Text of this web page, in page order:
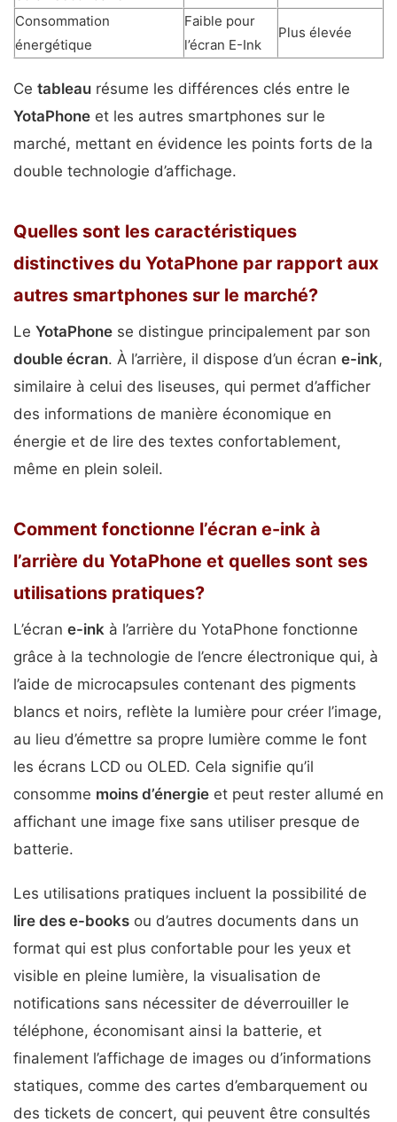
Consommation
énergétique
Faible pour
l’écran E-Ink
Plus élevée
Ce tableau résume les différences clés entre le
YotaPhone et les autres smartphones sur le
marché, mettant en évidence les points forts de la
double technologie d’affichage.
Quelles sont les caractéristiques
distinctives du YotaPhone par rapport aux
autres smartphones sur le marché?
Le YotaPhone se distingue principalement par son
double écran. À l’arrière, il dispose d’un écran e-ink,
similaire à celui des liseuses, qui permet d’afficher
des informations de manière économique en
énergie et de lire des textes confortablement,
même en plein soleil.
Comment fonctionne l’écran e-ink à
l’arrière du YotaPhone et quelles sont ses
utilisations pratiques?
L’écran e-ink à l’arrière du YotaPhone fonctionne
grâce à la technologie de l’encre électronique qui, à
l’aide de microcapsules contenant des pigments
blancs et noirs, reflète la lumière pour créer l’image,
au lieu d’émettre sa propre lumière comme le font
les écrans LCD ou OLED. Cela signifie qu’il
consomme moins d’énergie et peut rester allumé en
affichant une image fixe sans utiliser presque de
batterie.
Les utilisations pratiques incluent la possibilité de
lire des e-books ou d’autres documents dans un
format qui est plus confortable pour les yeux et
visible en pleine lumière, la visualisation de
notifications sans nécessiter de déverrouiller le
téléphone, économisant ainsi la batterie, et
finalement l’affichage de images ou d’informations
statiques, comme des cartes d’embarquement ou
des tickets de concert, qui peuvent être consultés